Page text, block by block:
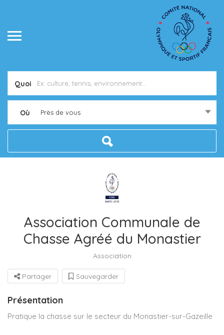
Quoi
Où Près de vous
Association Communale de
Chasse Agréé du Monastier
Association
Partager Sauvegarder
Présentation
Pratique la chasse sur le secteur du Monastier-sur-Gazeille